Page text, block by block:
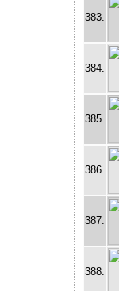
383.
384.
385.
386.
387.
388.